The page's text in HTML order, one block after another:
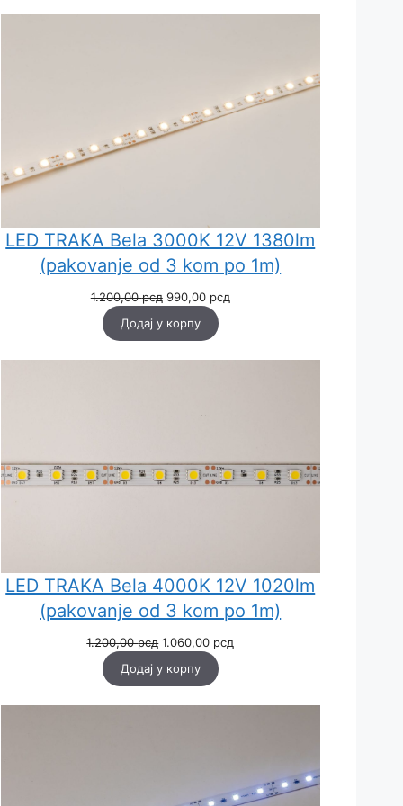
LED TRAKA Bela 3000K 12V 1380lm
(pakovanje od 3 kom po 1m)
1.200,00рсд Оригинална
је
1.200,00 рсд.
990,00 рсдТренутна
Додај у корпу
LED TRAKA Bela 4000K 12V 1020lm
(pakovanje od 3 kom po 1m)
1.200,00рсд Оригинална
је
1.200,00 рсд.
1.060,00 рсд
Додај у корпу